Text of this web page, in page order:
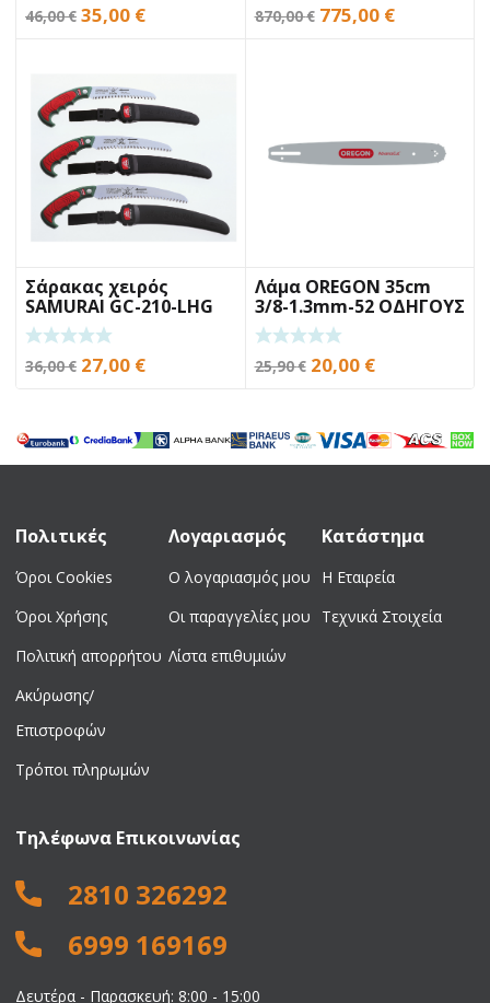
46,00€ Original
46,00 €.
35,00 €Η
είναι:
35,00 €.
870,00€ Original
775,00 €Η
Σάρακας χειρός
SAMURAI GC-210-LHG
21cm
36,00€ Original
36,00 €.
27,00 €Η
είναι:
27,00 €.
Λάμα OREGON 35cm
3/8-1.3mm-52 ΟΔΗΓΟΥΣ
25,90€ Original
25,90 €.
20,00 €Η
είναι:
20,00 €.
Πολιτικές
Όροι Cookies
Όροι Χρήσης
Πολιτική απορρήτου
Ακύρωσης/
Επιστροφών
Τρόποι πληρωμών
Λογαριασμός
Ο λογαριασμός μου
Οι παραγγελίες μου
Λίστα επιθυμιών
Κατάστημα
Η Εταιρεία
Τεχνικά Στοιχεία
Τηλέφωνα Επικοινωνίας
2810 326292
6999 169169
Δευτέρα - Παρασκευή: 8:00 - 15:00